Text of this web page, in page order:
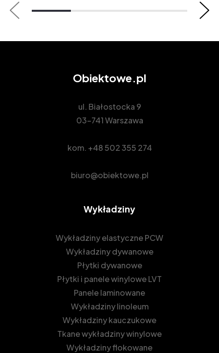
Obiektowe.pl
ul. Białostocka 9
03-741 Warszawa
kom. +48 502 355 274
biuro@obiektowe.pl
Wykładziny
Wykładziny elastyczne PCW
Wykładziny dywanowe
Płytki dywanowe
Płytki i panele winylowe LVT
Panele laminowane
Wykładziny linoleum
Wykładziny kauczukowe
Tkane wykładziny winylowe
Wykładziny flokowane